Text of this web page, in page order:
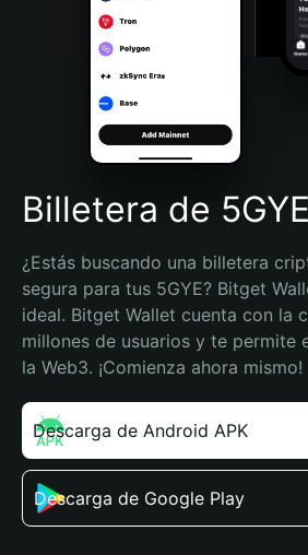
Português (Brasil)
Español (Argentina)
Billetera de 5GYE
¿Estás buscando una billetera
segura para tus 5GYE? Bitget
ideal. Bitget Wallet cuenta con la
millones de usuarios y te permite
la Web3. ¡Comienza ahora mismo!
Descarga de Android APK
Descarga de Google Play